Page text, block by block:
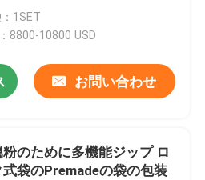
1SET
8800-10800 USD
お問い合わせ
粉のために多機能ジップ ロ
式袋のPremadeの袋の包装